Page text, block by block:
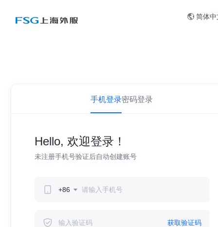
简体中
手机登录密码登录
Hello, 欢迎登录！
未注册手机号验证后自动创建账号
+86
获取验证码